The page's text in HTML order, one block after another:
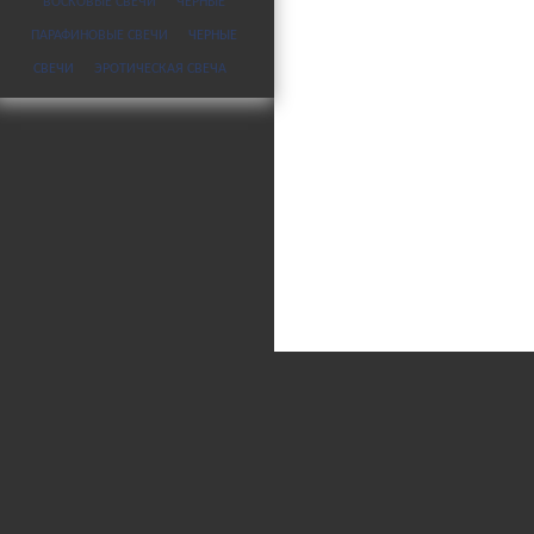
ПАРАФИНОВЫЕ СВЕЧИ ЧЕРНЫЕ
СВЕЧИ ЭРОТИЧЕСКАЯ СВЕЧА